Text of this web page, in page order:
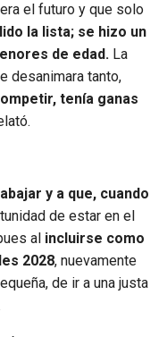
el futuro y que solo
la lista; se hizo un
de edad. La
desanimara tanto,
tenía ganas
y a que, cuando
de estar en el
al incluirse como
2028, nuevamente
de ir a una justa